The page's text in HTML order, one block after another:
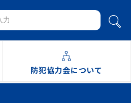
防犯協力会について